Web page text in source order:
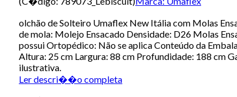
olchão de Solteiro Umaflex New Itália com Molas
de mola: Molejo Ensacado Densidade: D26 Molas
possui Ortopédico: Não se aplica Conteúdo da
Altura: 25 cm Largura: 88 cm Profundidade: 188 cm
ilustrativa.
Ler descri��o completa